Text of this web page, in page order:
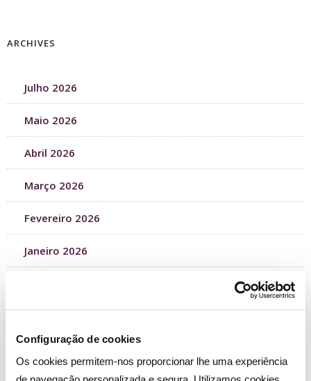
Configuração de cookies
Os cookies permitem-nos proporcionar lhe uma experiência
ARCHIVES
Julho 2026
Maio 2026
Abril 2026
Março 2026
Fevereiro 2026
Janeiro 2026
Julho 2025